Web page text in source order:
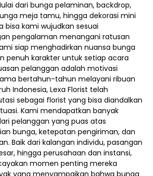
dari bunga pelaminan, backdrop,
meja tamu, hingga dekorasi mini
bisa kami wujudkan sesuai
pengalaman menangani ratusan
siap menghadirkan nuansa bunga
penuh karakter untuk setiap acara
pelanggan adalah motivasi
bertahun-tahun melayani ribuan
Indonesia, Lexa Florist telah
sebagai florist yang bisa diandalkan
Kami mendapatkan banyak
pelanggan yang puas atas
bunga, ketepatan pengiriman, dan
Baik dari kalangan individu, pasangan
hingga perusahaan dan instansi,
momen penting mereka
yang menyampaikan bahwa bunga